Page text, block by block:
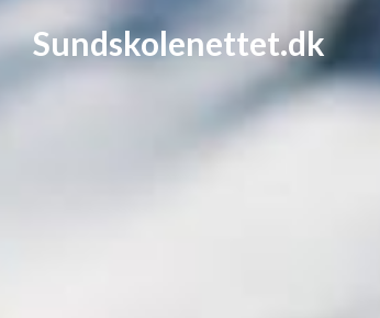
Sundskolenettet.dk